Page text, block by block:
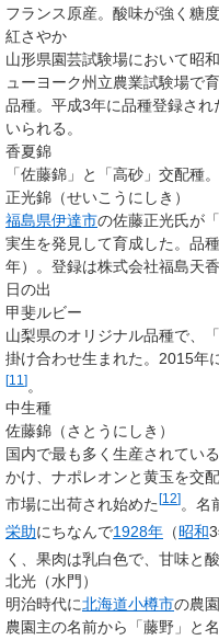
フランス原産。酸味が強く糖
紅さやか
山形県園芸試験場において昭
ューヨーク州立農業試験場で
品種。平成3年に品種登録さ
いられる。
香夏錦
「佐藤錦」と「高砂」交配種。
正光錦（せいこうにしき）
福島県伊達市の佐藤正光氏が
実生を発見して育成した。品
年）。登録は株式会社福島天
日の出
甲斐ルビー
山梨県のオリジナル品種で、
掛け合わせ生まれた。2015年
[11 ]。
中生種
佐藤錦（さとうにしき）
国内で最も多く生産されている
かけ、ナポレオンと黄玉を交配
市場に出荷され始めた [12] 。名
栄助にちなんで1928年 （昭和
く、果肉は乳白色で、甘味と
北光（水門）
明治時代に北海道小樽市の農
農園主の名前から「藤野」と